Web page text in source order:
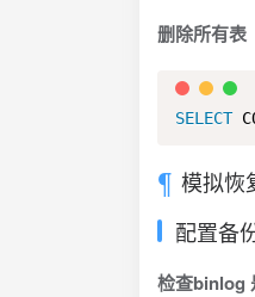
删除所有表
SELECT
模拟恢
配置备
检查binlog